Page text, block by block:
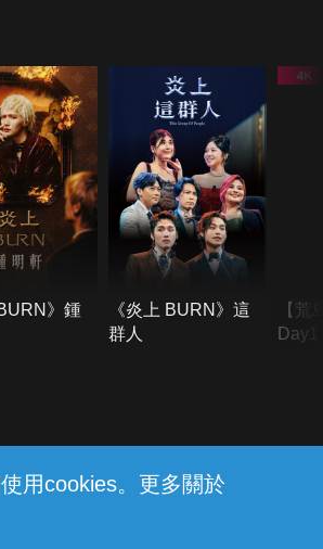
用cookies。更多關於
》鍾
《炎上 BURN》這
群人
【荒